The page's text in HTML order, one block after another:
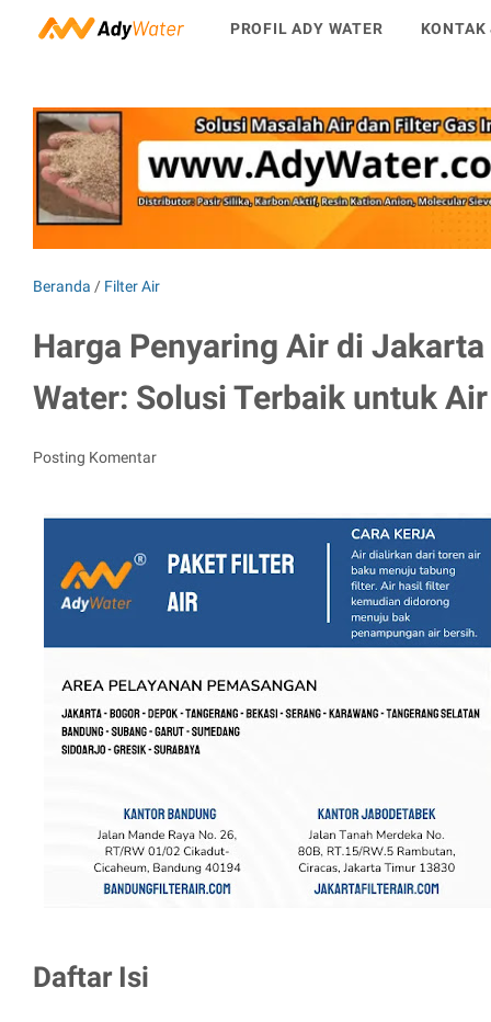
PROFIL ADY WATER
Beranda / Filter Air
Harga Penyaring Air di
Water: Solusi Terbaik untuk
Posting Komentar
Daftar Isi